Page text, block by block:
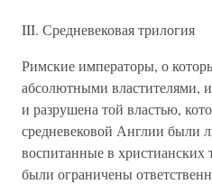
III. Средневековая трилогия
Римские императоры, о
абсолютными властителями,
и разрушена той властью,
средневековой Англии были
воспитанные в
были ограничены